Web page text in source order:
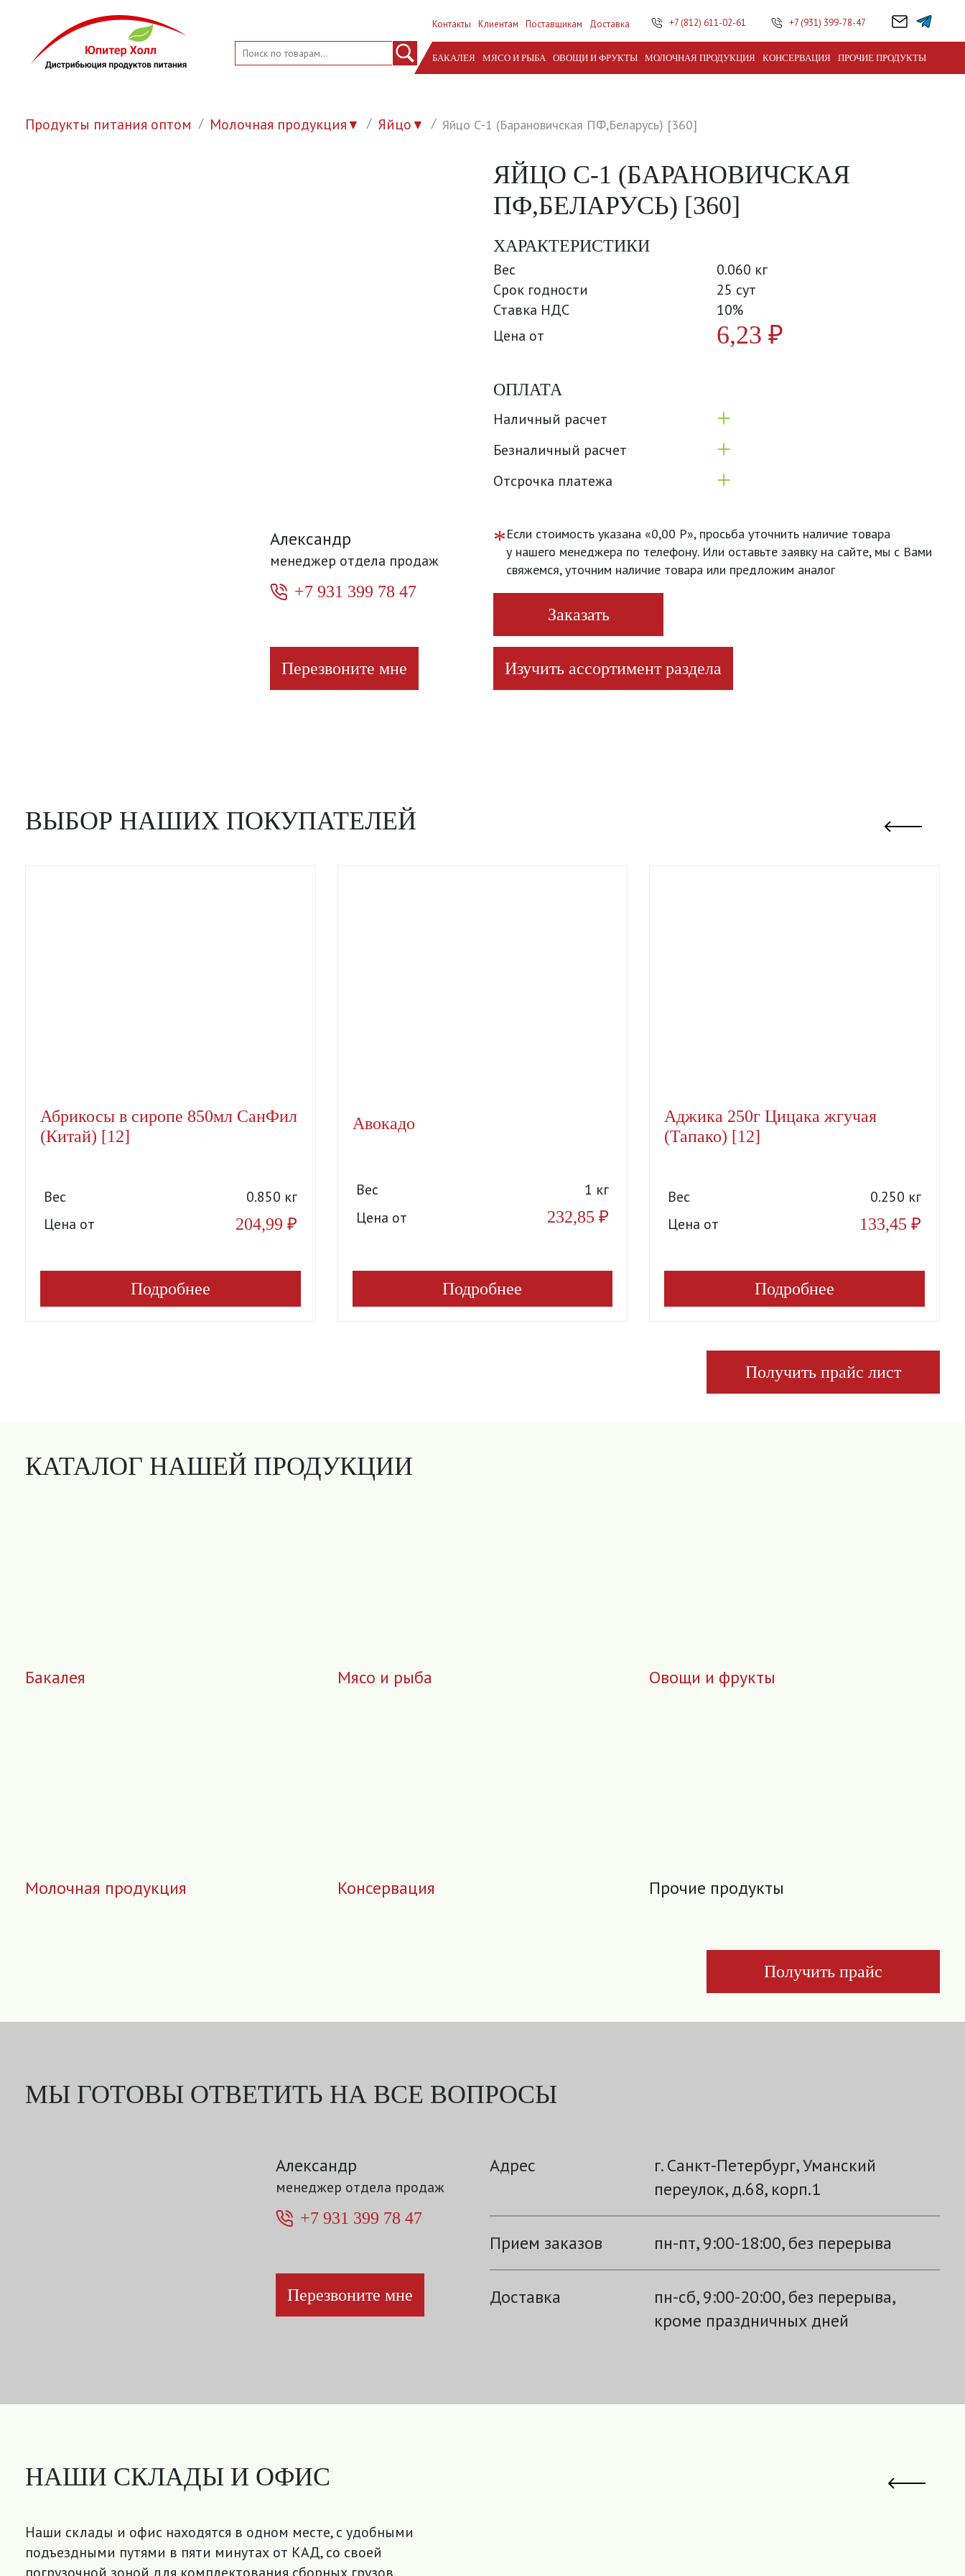
Контакты Клиентам Поставщикам Доставка +7 (812) 611-02-61 +7 (931) 399-78-47
БАКАЛЕЯ МЯСО И РЫБА ОВОЩИ И ФРУКТЫ МОЛОЧНАЯ ПРОДУКЦИЯ КОНСЕРВАЦИЯ ПРОЧИЕ ПРОДУКТЫ
Продукты питания оптом Молочная продукция▼ Яйцо▼ Яйцо С-1 (Барановичская ПФ,Беларусь) [360]
Александр
менеджер отдела продаж
+7 931 399 78 47
Перезвоните мне
ЯЙЦО С-1 (БАРАНОВИЧСКАЯ
ПФ,БЕЛАРУСЬ) [360]
ХАРАКТЕРИСТИКИ
Вес
0.060 кг
Срок годности
25 сут
Ставка НДС
10%
Цена от
6,23 ₽
ОПЛАТА
Наличный расчет
+
Безналичный расчет +
Отсрочка платежа +
*Если стоимость указана «0,00 Р», просьба уточнить наличие товара
у нашего менеджера по телефону. Или оставьте заявку на сайте, мы с Вами
свяжемся, уточним наличие товара или предложим аналог
Заказать
Изучить ассортимент раздела
ВЫБОР НАШИХ ПОКУПАТЕЛЕЙ
Абрикосы в сиропе 850мл СанФил
(Китай) [12]
Вес
0.850 кг
Цена от
204,99 ₽
Подробнее
Авокадо
Вес
1 кг
Цена от
232,85₽
Подробнее
Аджика 250г Цицака жгучая
(Тапако) [12]
Вес
0.250 кг
Цена от
133,45 ₽
Подробнее
Получить прайс лист
КАТАЛОГ НАШЕЙ ПРОДУКЦИИ
Бакалея Мясо и рыба Овощи и фрукты
Молочная продукция Консервация Прочие продукты
Получить прайс
МЫ ГОТОВЫ ОТВЕТИТЬ НА ВСЕ ВОПРОСЫ
Александр
менеджер отдела продаж
+7 931 399 78 47
Перезвоните мне
Адрес
г. Санкт-Петербург, Уманский
переулок, д.68, корп.1
Прием заказов пн-пт, 9:00-18:00, без перерыва
Доставка
пн-сб, 9:00-20:00, без перерыва,
кроме праздничных дней
НАШИ СКЛАДЫ И ОФИС
Наши склады и офис находятся в одном месте, с удобными
подъездными путями в пяти минутах от КАД, со своей